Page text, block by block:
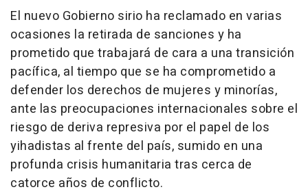
El nuevo Gobierno sirio ha reclamado en varias
ocasiones la retirada de sanciones y ha
prometido que trabajará de cara a una transición
pacífica, al tiempo que se ha comprometido a
defender los derechos de mujeres y minorías,
ante las preocupaciones internacionales sobre el
riesgo de deriva represiva por el papel de los
yihadistas al frente del país, sumido en una
profunda crisis humanitaria tras cerca de
catorce años de conflicto.